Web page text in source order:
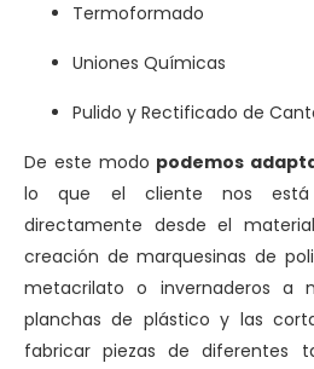
Termoformado
Uniones Químicas
Pulido y Rectificado de
De este modo podemos
lo que el cliente nos está
directamente desde el
creación de marquesinas de
metacrilato o invernaderos a
planchas de plástico y las
fabricar piezas de diferentes